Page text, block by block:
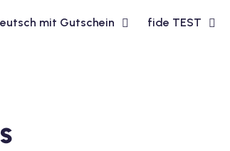
mit Gutschein fide TEST